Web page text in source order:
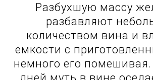
Разбухшую массу
разбавляют
количеством вина и
емкости с
немного его помешивая.